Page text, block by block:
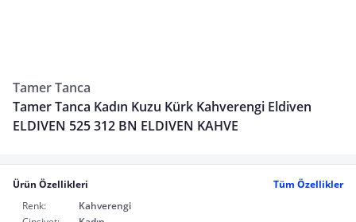
Tamer Tanca
Tamer Tanca Kadın Kuzu Kürk Kahverengi Eldiven
ELDIVEN 525 312 BN ELDIVEN KAHVE
Ürün Özellikleri
Tüm Özellikler
Renk:
Kahverengi